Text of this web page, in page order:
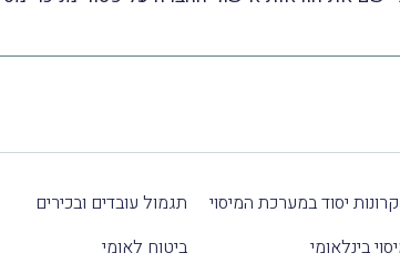
יסוד במערכת המיסוי
בינלאומי
תגמול עובדים ובכירים
ביטוח לאומי